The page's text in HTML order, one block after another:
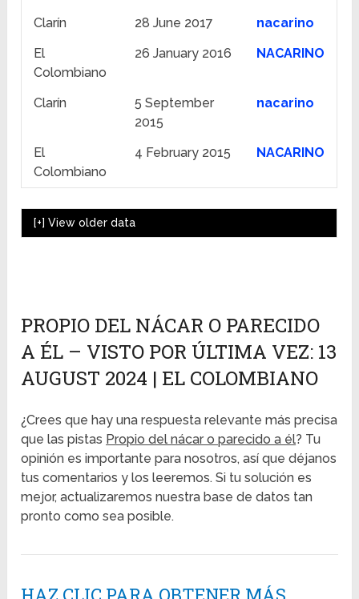
Clarín
28 June 2017
nacarino
El
Colombiano
26 January 2016 NACARINO
Clarín
5 September
2015
nacarino
El
Colombiano
4 February 2015 NACARINO
[+]View older data
PROPIO DEL NÁCAR O PARECIDO
A ÉL – VISTO POR ÚLTIMA VEZ: 13
AUGUST 2024 | EL COLOMBIANO
¿Crees que hay una respuesta relevante más precisa
que las pistas Propio del nácar o parecido a él? Tu
opinión es importante para nosotros, así que déjanos
tus comentarios y los leeremos. Si tu solución es
mejor, actualizaremos nuestra base de datos tan
pronto como sea posible.